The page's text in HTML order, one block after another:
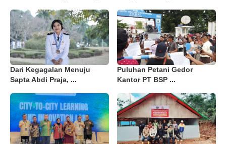
Dari Kegagalan Menuju
Sapta Abdi Praja, ...
Puluhan Petani Gedor
Kantor PT BSP ...